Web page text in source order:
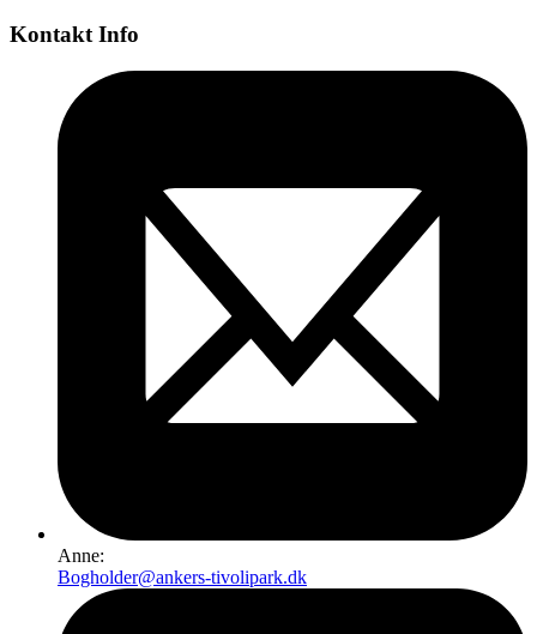
Kontakt Info
Anne:
Bogholder@ankers-tivolipark.dk